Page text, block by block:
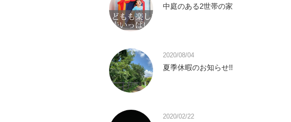
中庭のある2世帯の家
2020/08/04
夏季休暇のお知らせ!!
2020/02/22